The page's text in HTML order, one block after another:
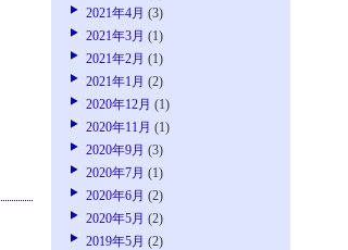
2021年4月 (3)
2021年3月 (1)
2021年2月 (1)
2021年1月 (2)
2020年12月 (1)
2020年11月 (1)
2020年9月 (3)
2020年7月 (1)
2020年6月 (2)
2020年5月 (2)
2019年5月 (2)